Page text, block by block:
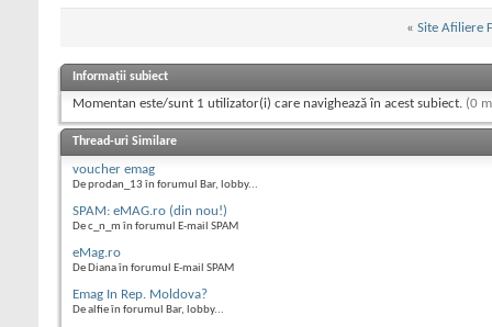
« Site Afiliere
Informații subiect
Momentan este/sunt 1 utilizator(i) care navighează în acest subiect. (0
Thread-uri Similare
voucher emag
De prodan_13 în forumul Bar, lobby...
SPAM: eMAG.ro (din nou!)
De c_n_m în forumul E-mail SPAM
eMag.ro
De Diana în forumul E-mail SPAM
Emag In Rep. Moldova?
De alfie în forumul Bar, lobby...